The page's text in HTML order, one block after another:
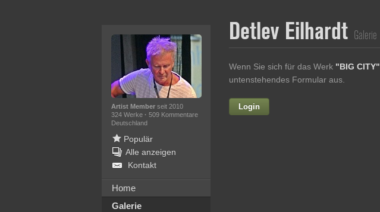
Artist Memberseit 2010
324 Werke · 509 Kommentare
Deutschland
Populär
Alle anzeigen
Kontakt
Home
Galerie
Detlev Eilhardt Galerie
Wenn Sie sich für das Werk "BIG CITY"
untenstehendes Formular aus.
Login